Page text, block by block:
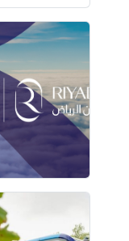
du tourisme